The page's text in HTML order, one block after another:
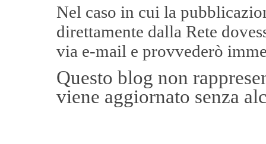
Nel caso in cui la
direttamente dalla Rete
via e-mail e provvederò
Questo blog non
viene aggiornato senza